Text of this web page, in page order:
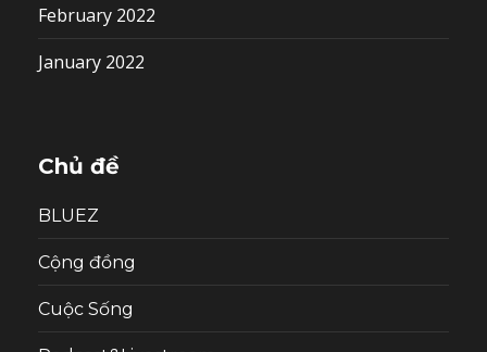
February 2022
January 2022
Chủ đề
BLUEZ
Cộng đồng
Cuộc Sống